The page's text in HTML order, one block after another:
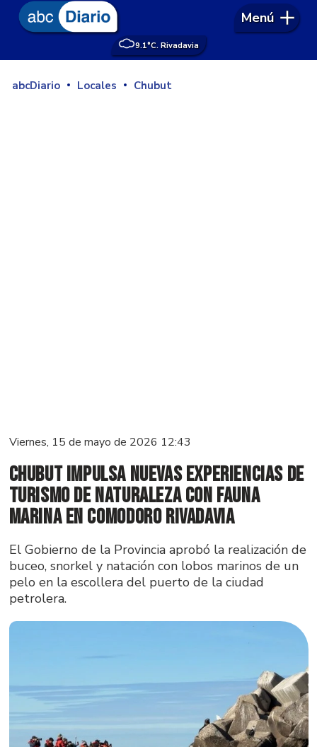
9.1°C. Rivadavia
Menú
abcDiario Locales Chubut
Viernes, 15 de mayo de 2026 12:43
Chubut impulsa nuevas experiencias de
turismo de naturaleza con fauna
marina en Comodoro Rivadavia
El Gobierno de la Provincia aprobó la realización de
buceo, snorkel y natación con lobos marinos de un
pelo en la escollera del puerto de la ciudad
petrolera.